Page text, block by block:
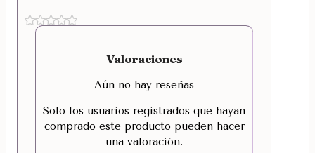
Valoraciones
Aún no hay reseñas
Solo los usuarios registrados que hayan
comprado este producto pueden hacer
una valoración.